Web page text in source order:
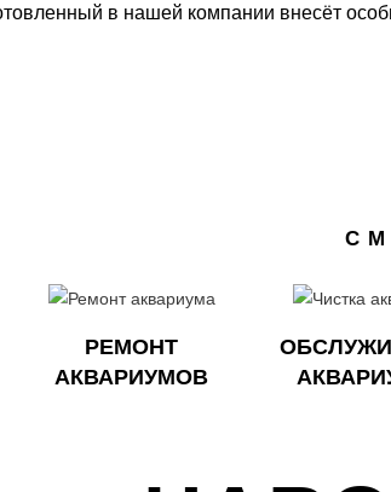
в нашей компании внесёт
РЕМОНТ
АКВАРИУМОВ